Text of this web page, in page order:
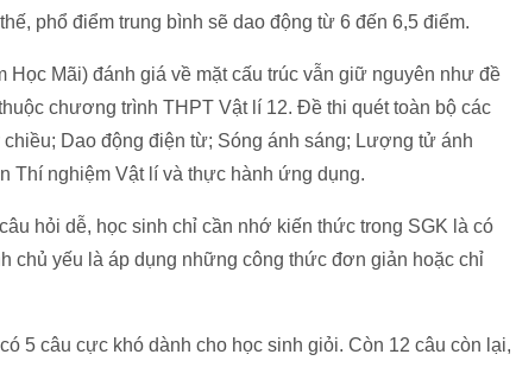
phổ điểm trung bình sẽ dao động từ 6 đến 6,5 điểm.
Học Mãi) đánh giá về mặt cấu trúc vẫn giữ nguyên như đề
chương trình THPT Vật lí 12. Đề thi quét toàn bộ các
Dao động điện từ; Sóng ánh sáng; Lượng tử ánh
Thí nghiệm Vật lí và thực hành ứng dụng.
hỏi dễ, học sinh chỉ cần nhớ kiến thức trong SGK là có
chủ yếu là áp dụng những công thức đơn giản hoặc chỉ
5 câu cực khó dành cho học sinh giỏi. Còn 12 câu còn lại,